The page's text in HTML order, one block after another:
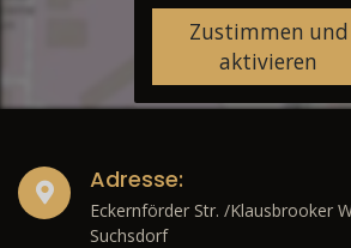
Zustimmen und
aktivieren
Adresse:
Eckernförder Str. /Klausbrooker
Suchsdorf